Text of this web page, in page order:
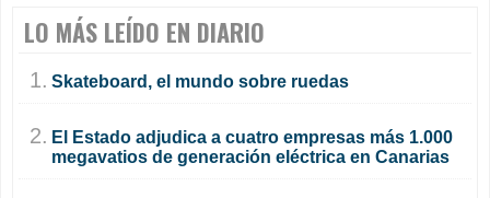
LO MÁS LEÍDO EN DIARIO
1. Skateboard, el mundo sobre ruedas
2. El Estado adjudica a cuatro empresas más 1.000
megavatios de generación eléctrica en Canarias